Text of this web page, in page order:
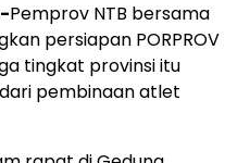
Pemprov NTB bersama
persiapan PORPROV
tingkat provinsi itu
pembinaan atlet